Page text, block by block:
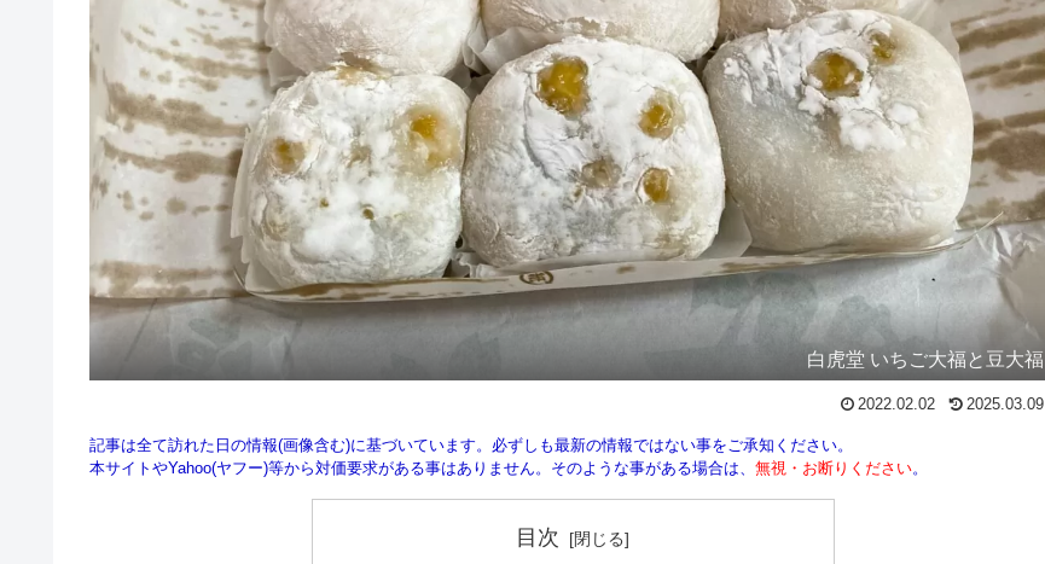
白虎堂 いちご大福と豆大福
2022.02.02 2025.03.09
記事は全て訪れた日の情報(画像含む)に基づいています。必ずしも最新の情報ではない事をご承知ください。
本サイトやYahoo(ヤフー)等から対価要求がある事はありません。そのような事がある場合は、 無視・お断りください。
目次